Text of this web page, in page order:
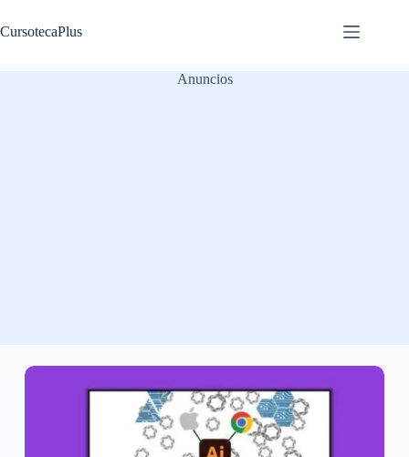
al
contenido
CursotecaPlus
Anuncios